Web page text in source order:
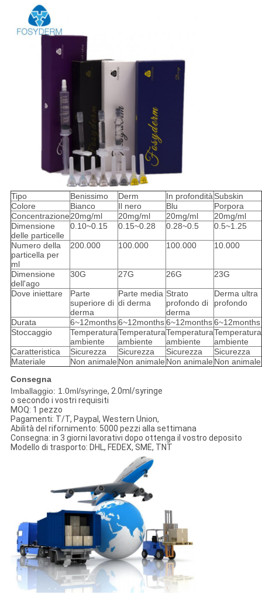
Tipo Benissimo Derm In profonditàSubskin
Colore
Bianco Il nero Blu
Porpora
Concentrazione20mg/ml 20mg/ml 20mg/ml
20mg/ml
Dimensione
delle particelle
0.10~0.15 0.15~0.28 0.28~0.5 0.5~1.25
Numero della
particella per
ml
200.000 100.000 100.000 10.000
Dimensione
dell'ago
30G 27G 26G 23G
Dove iniettare
Parte
superiore di
derma
Parte media
di derma
Strato
profondo di
derma
Derma ultra
profondo
Durata 6~12months6~12months6~12months6~12months
Stoccaggio
Temperatura
ambiente
Temperatura
ambiente
Temperatura
ambiente
Temperatura
ambiente
Caratteristica
Sicurezza Sicurezza Sicurezza
Sicurezza
Materiale
Non animale Non animale Non animale Non animale
Consegna
Imballaggio: 1.0ml/syringe, 2.0ml/syringe
o secondo i vostri requisiti
MOQ: 1 pezzo
Pagamenti: T/T, Paypal, Western Union,
Abilità del rifornimento: 5000 pezzi alla settimana
Consegna: in 3 giorni lavorativi dopo ottenga il vostro deposito
Modello di trasporto: DHL, FEDEX, SME, TNT